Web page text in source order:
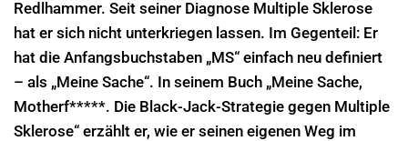
Redlhammer. Seit seiner Diagnose Multiple Sklerose
hat er sich nicht unterkriegen lassen. Im Gegenteil: Er
hat die Anfangsbuchstaben „MS“ einfach neu definiert
– als „Meine Sache“. In seinem Buch „Meine Sache,
Motherf*****. Die Black-Jack-Strategie gegen Multiple
Sklerose“ erzählt er, wie er seinen eigenen Weg im